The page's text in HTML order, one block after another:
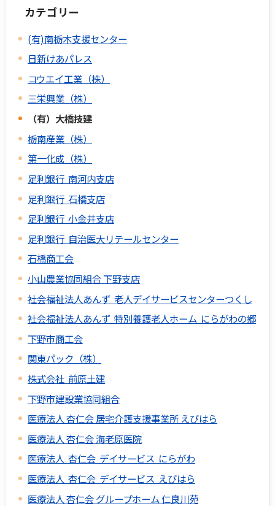
カテゴリー
(有)南栃木支援センター
日新けあパレス
コウエイ工業（株）
三栄興業（株）
（有）大橋技建
栃南産業（株）
第一化成（株）
足利銀行 南河内支店
足利銀行 石橋支店
足利銀行 小金井支店
足利銀行 自治医大リテールセンター
石橋商工会
小山農業協同組合 下野支店
社会福祉法人あんず 老人デイサービスセンターつくし
社会福祉法人あんず 特別養護老人ホーム にらがわの郷
下野市商工会
関東パック（株）
株式会社 前原土建
下野市建設業協同組合
医療法人 杏仁会 居宅介護支援事業所 えびはら
医療法人 杏仁会 海老原医院
医療法人 杏仁会 デイサービス にらがわ
医療法人 杏仁会 デイサービス えびはら
医療法人 杏仁会 グループホーム 仁良川苑